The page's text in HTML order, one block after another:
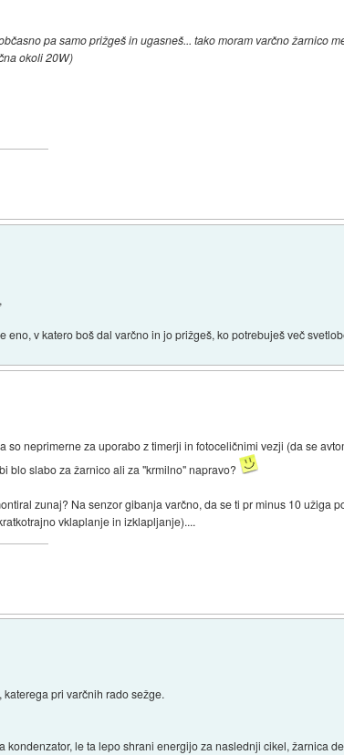
pa samo prižgeš in ugasneš... tako moram varčno žarnico
okoli 20W)
v katero boš dal varčno in jo prižgeš, ko potrebuješ več
neprimerne za uporabo z timerji in fotoceličnimi vezji (da se
blo slabo za žarnico ali za "krmilno" napravo?
zunaj? Na senzor gibanja varčno, da se ti pr minus 10 užiga
vklaplanje in izklapljanje)....
pri varčnih rado sežge.
le ta lepo shrani energijo za naslednji cikel, žarnica